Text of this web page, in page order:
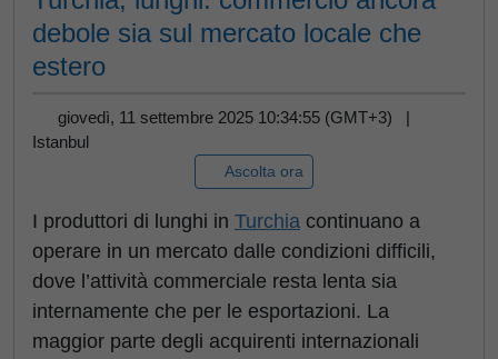
debole sia sul mercato locale che
estero
giovedì, 11 settembre 2025 10:34:55 (GMT+3) |
Istanbul
Ascolta ora
I produttori di lunghi in Turchia continuano a
operare in un mercato dalle condizioni difficili,
dove l’attività commerciale resta lenta sia
internamente che per le esportazioni. La
maggior parte degli acquirenti internazionali